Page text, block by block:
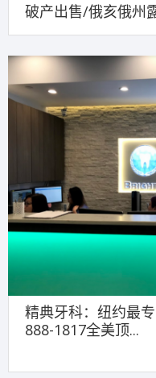
破产出售/俄亥俄州
精典牙科：纽约最
888-1817全美顶...